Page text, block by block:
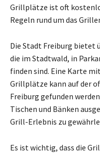
Grillplätze ist oft
Regeln rund um das
Die Stadt Freiburg bietet
die im Stadtwald, in
finden sind. Eine Karte
Grillplätze kann auf der
Freiburg gefunden
Tischen und Bänken
Grill-Erlebnis zu
Es ist wichtig, dass die